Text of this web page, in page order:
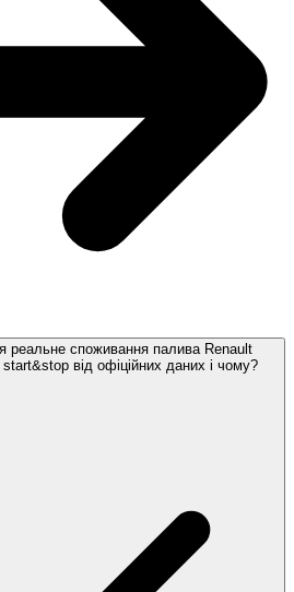
реальне споживання палива Renault
від офіційних даних і чому?